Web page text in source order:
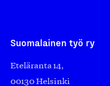
Suomalainen työ ry
Eteläranta 14,
00130 Helsinki